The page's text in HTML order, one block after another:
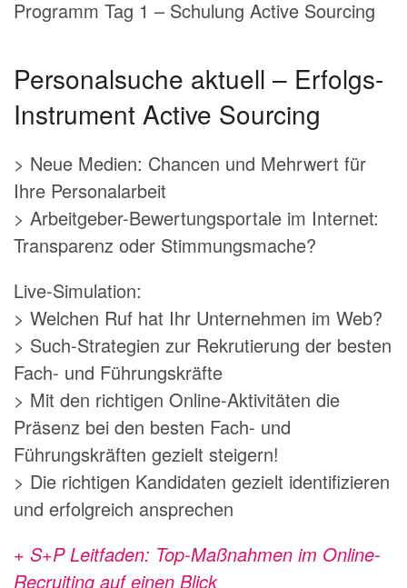
Programm Tag 1 – Schulung Active Sourcing
Personalsuche aktuell – Erfolgs-
Instrument Active Sourcing
> Neue Medien: Chancen und Mehrwert für
Ihre Personalarbeit
> Arbeitgeber-Bewertungsportale im Internet:
Transparenz oder Stimmungsmache?
Live-Simulation:
> Welchen Ruf hat Ihr Unternehmen im Web?
> Such-Strategien zur Rekrutierung der besten
Fach- und Führungskräfte
> Mit den richtigen Online-Aktivitäten die
Präsenz bei den besten Fach- und
Führungskräften gezielt steigern!
> Die richtigen Kandidaten gezielt identifizieren
und erfolgreich ansprechen
+ S+P Leitfaden: Top-Maßnahmen im Online-
Recruiting auf einen Blick